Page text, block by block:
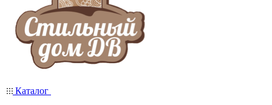
Каталог